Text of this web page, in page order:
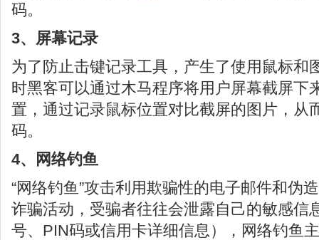
码。
3、屏幕记录
为了防止击键记录工具，产生了使用鼠标和
时黑客可以通过木马程序将用户屏幕截屏下
置，通过记录鼠标位置对比截屏的图片，从
码。
4、网络钓鱼
“网络钓鱼”攻击利用欺骗性的电子邮件和伪
诈骗活动，受骗者往往会泄露自己的敏感信
号、PIN码或信用卡详细信息），网络钓鱼